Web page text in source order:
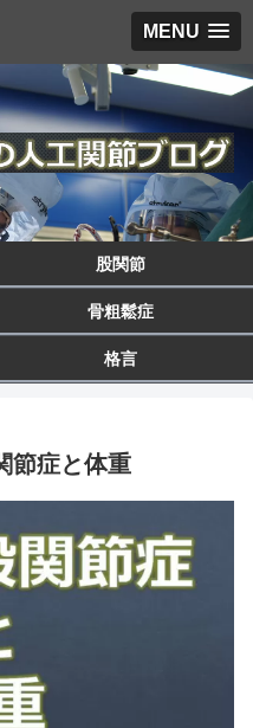
MENU
股関節
骨粗鬆症
格言
節症と体重